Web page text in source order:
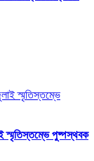
স্মৃতিস্তম্ভে পুষ্পস্থবক